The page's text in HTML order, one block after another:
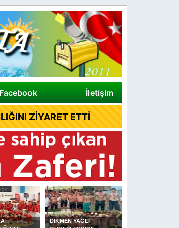
Facebook İletişim
ZİYARET ETTİ
ALAÇAM İLÇE